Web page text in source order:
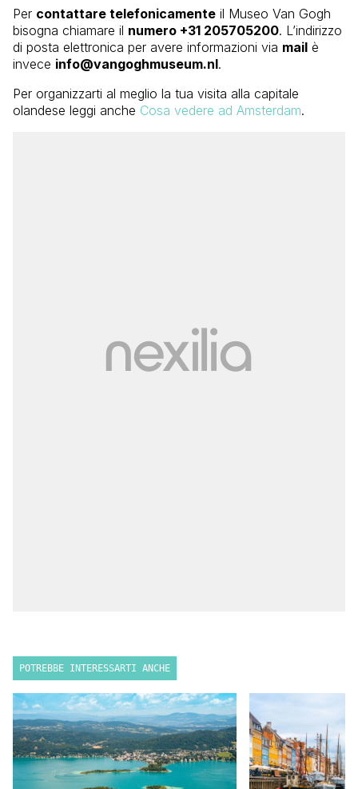
Per contattare telefonicamente il Museo Van Gogh
bisogna chiamare il numero +31 205705200. L’indirizzo
di posta elettronica per avere informazioni via mail è
invece info@vangoghmuseum.nl.
Per organizzarti al meglio la tua visita alla capitale
olandese leggi anche Cosa vedere ad Amsterdam.
POTREBBE INTERESSARTI ANCHE